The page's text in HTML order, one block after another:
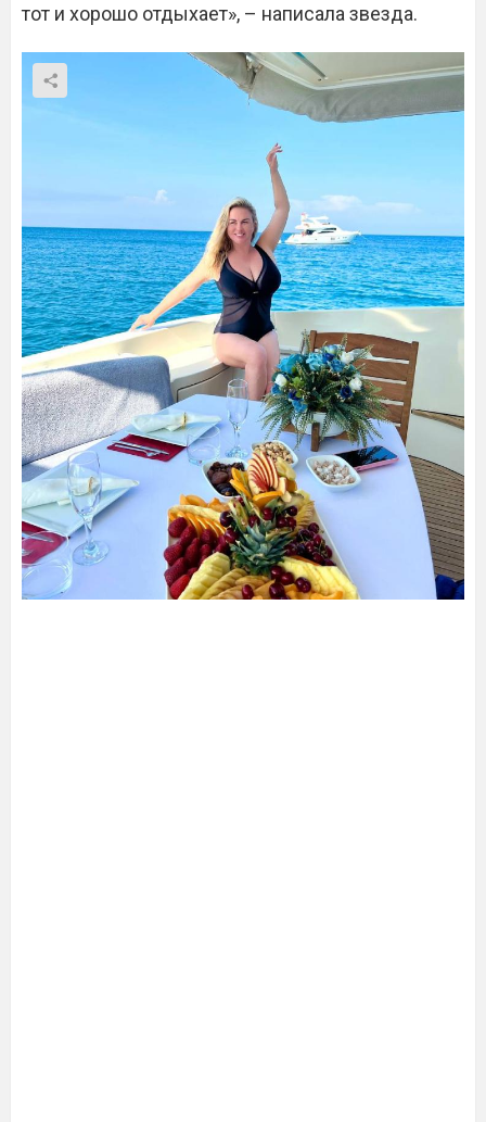
тот и хорошо отдыхает», – написала звезда.